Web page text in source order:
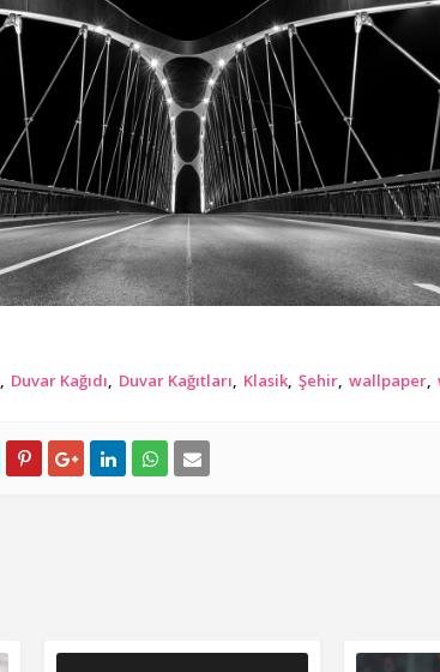
Duvar Kağıdı Duvar Kağıtları Klasik Şehir wallpaper